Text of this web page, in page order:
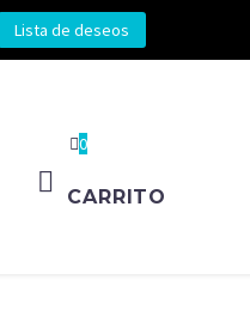
Lista de deseos
0
CARRITO